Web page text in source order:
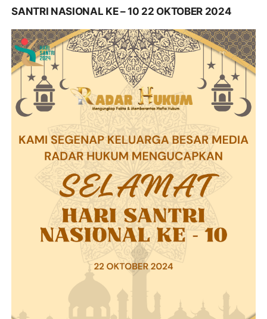
SANTRI NASIONAL KE – 10 22 OKTOBER 2024